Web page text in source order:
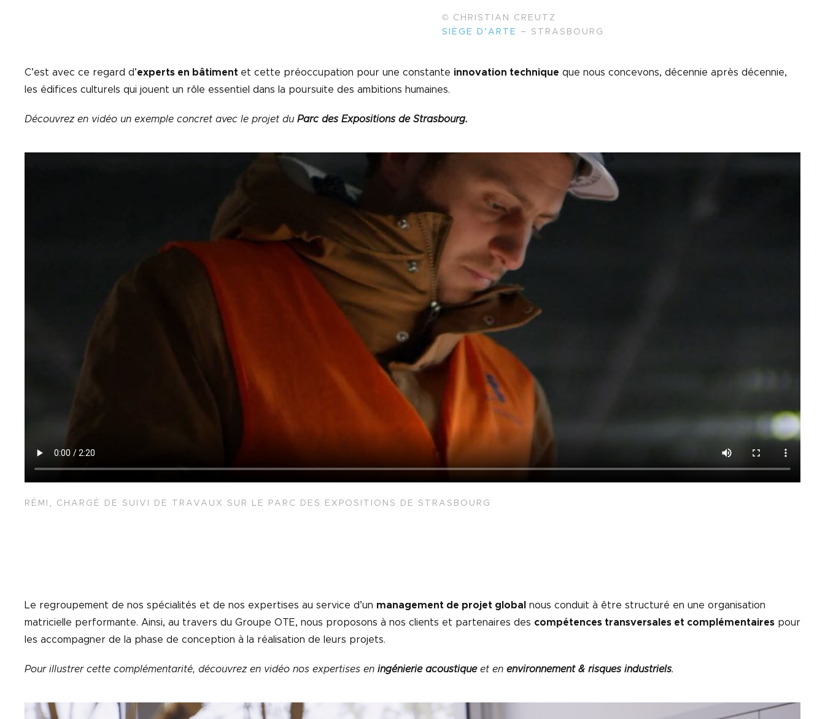
© CHRISTIAN CREUTZ
SIÈGE D’ARTE
– STRASBOURG
C’est avec ce regard d’experts en bâtiment et cette préoccupation pour une constante innovation technique que nous concevons, décennie après décennie,
les édifices culturels qui jouent un rôle essentiel dans la poursuite des ambitions humaines.
Découvrez en vidéo un exemple concret avec le projet du Parc des Expositions de Strasbourg.
RÉMI, CHARGÉ DE SUIVI DE TRAVAUX SUR LE PARC DES EXPOSITIONS DE STRASBOURG
Le regroupement de nos spécialités et de nos expertises au service d’un management de projet global
nous conduit à être structuré en une organisation
matricielle performante. Ainsi, au travers du Groupe OTE, nous proposons à nos clients et partenaires des compétences transversales et complémentaires pour
les accompagner de la phase de conception à la réalisation de leurs projets.
Pour illustrer cette complémentarité, découvrez en vidéo nos expertises en ingénierie acoustiqueet en environnement & risques industriels.